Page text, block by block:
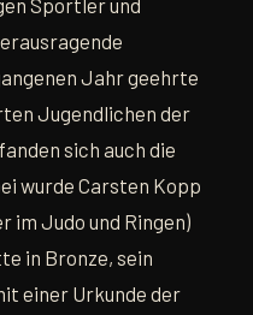
Jahr geehrte
Jugendlichen der
sich auch die
wurde Carsten Kopp
im Judo und Ringen)
in Bronze, sein
einer Urkunde der